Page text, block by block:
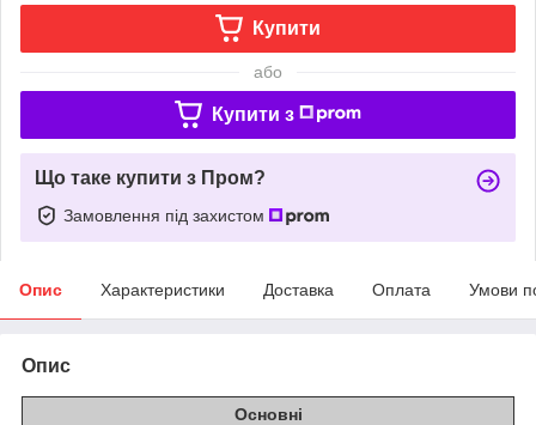
Купити
або
Купити з
Що таке купити з Пром?
Замовлення під захистом
Опис Характеристики Доставка Оплата Умови
Опис
Основні